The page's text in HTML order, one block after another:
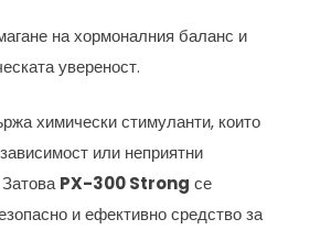
на хормоналния баланс и
увереност.
химически стимуланти, които
или неприятни
PX-300 Strong се
и ефективно средство за